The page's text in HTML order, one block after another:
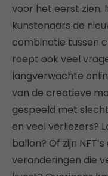
voor het eerst zien.
kunstenaars de
combinatie tussen
roept ook veel
langverwachte
van de creatieve
gespeeld met
en veel verliezers?
ballon? Of zijn
veranderingen die